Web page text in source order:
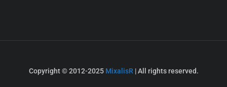
Copyright © 2012-2025 MixalisR | All rights reserved.